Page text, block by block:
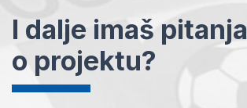
I dalje imaš pitanja
o projektu?